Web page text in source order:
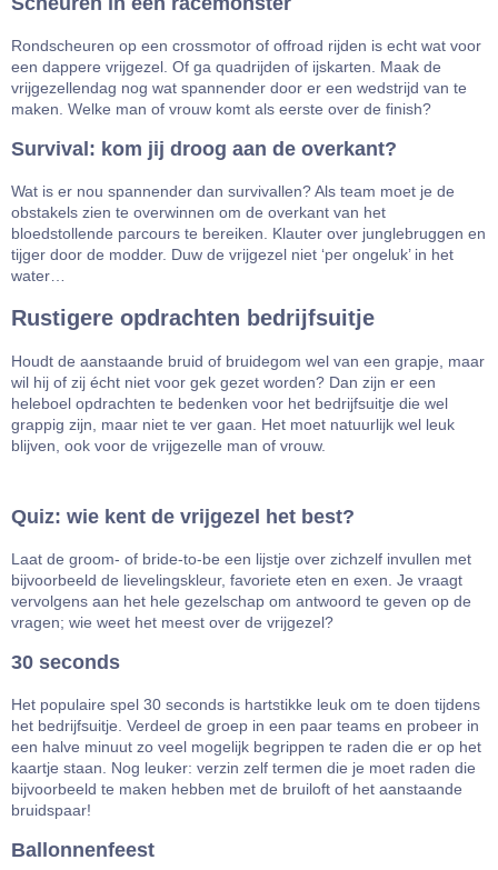
Rondscheuren op een crossmotor of offroad rijden is echt wat voor
een dappere vrijgezel. Of ga quadrijden of ijskarten. Maak de
vrijgezellendag nog wat spannender door er een wedstrijd van te
maken. Welke man of vrouw komt als eerste over de finish?
Survival: kom jij droog aan de overkant?
Wat is er nou spannender dan survivallen? Als team moet je de
obstakels zien te overwinnen om de overkant van het
bloedstollende parcours te bereiken. Klauter over junglebruggen en
tijger door de modder. Duw de vrijgezel niet ‘per ongeluk’ in het
water…
Rustigere opdrachten bedrijfsuitje
Houdt de aanstaande bruid of bruidegom wel van een grapje, maar
wil hij of zij écht niet voor gek gezet worden? Dan zijn er een
heleboel opdrachten te bedenken voor het bedrijfsuitje die wel
grappig zijn, maar niet te ver gaan. Het moet natuurlijk wel leuk
blijven, ook voor de vrijgezelle man of vrouw.
Quiz: wie kent de vrijgezel het best?
Laat de groom- of bride-to-be een lijstje over zichzelf invullen met
bijvoorbeeld de lievelingskleur, favoriete eten en exen. Je vraagt
vervolgens aan het hele gezelschap om antwoord te geven op de
vragen; wie weet het meest over de vrijgezel?
30 seconds
Het populaire spel 30 seconds is hartstikke leuk om te doen tijdens
het bedrijfsuitje. Verdeel de groep in een paar teams en probeer in
een halve minuut zo veel mogelijk begrippen te raden die er op het
kaartje staan. Nog leuker: verzin zelf termen die je moet raden die
bijvoorbeeld te maken hebben met de bruiloft of het aanstaande
bruidspaar!
Ballonnenfeest